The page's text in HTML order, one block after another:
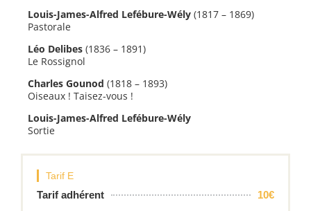
Louis-James-Alfred Lefébure-Wély (1817 – 1869)
Pastorale
Léo Delibes (1836 – 1891)
Le Rossignol
Charles Gounod (1818 – 1893)
Oiseaux ! Taisez-vous !
Louis-James-Alfred Lefébure-Wély
Sortie
Tarif E
Tarif adhérent
10€